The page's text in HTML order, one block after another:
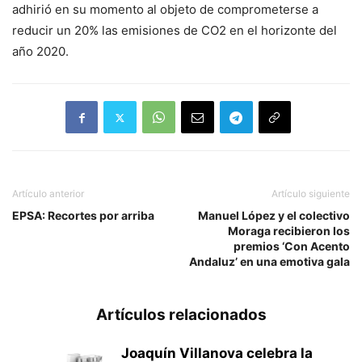
adhirió en su momento al objeto de comprometerse a
reducir un 20% las emisiones de CO2 en el horizonte del
año 2020.
Artículo anterior
EPSA: Recortes por arriba
Artículo siguiente
Manuel López y el colectivo
Moraga recibieron los
premios ‘Con Acento
Andaluz’ en una emotiva gala
Artículos relacionados
Joaquín Villanova celebra la